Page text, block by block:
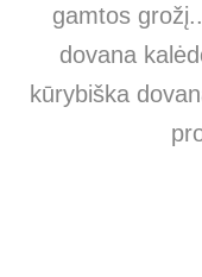
gamtos
dovana
kūrybiška